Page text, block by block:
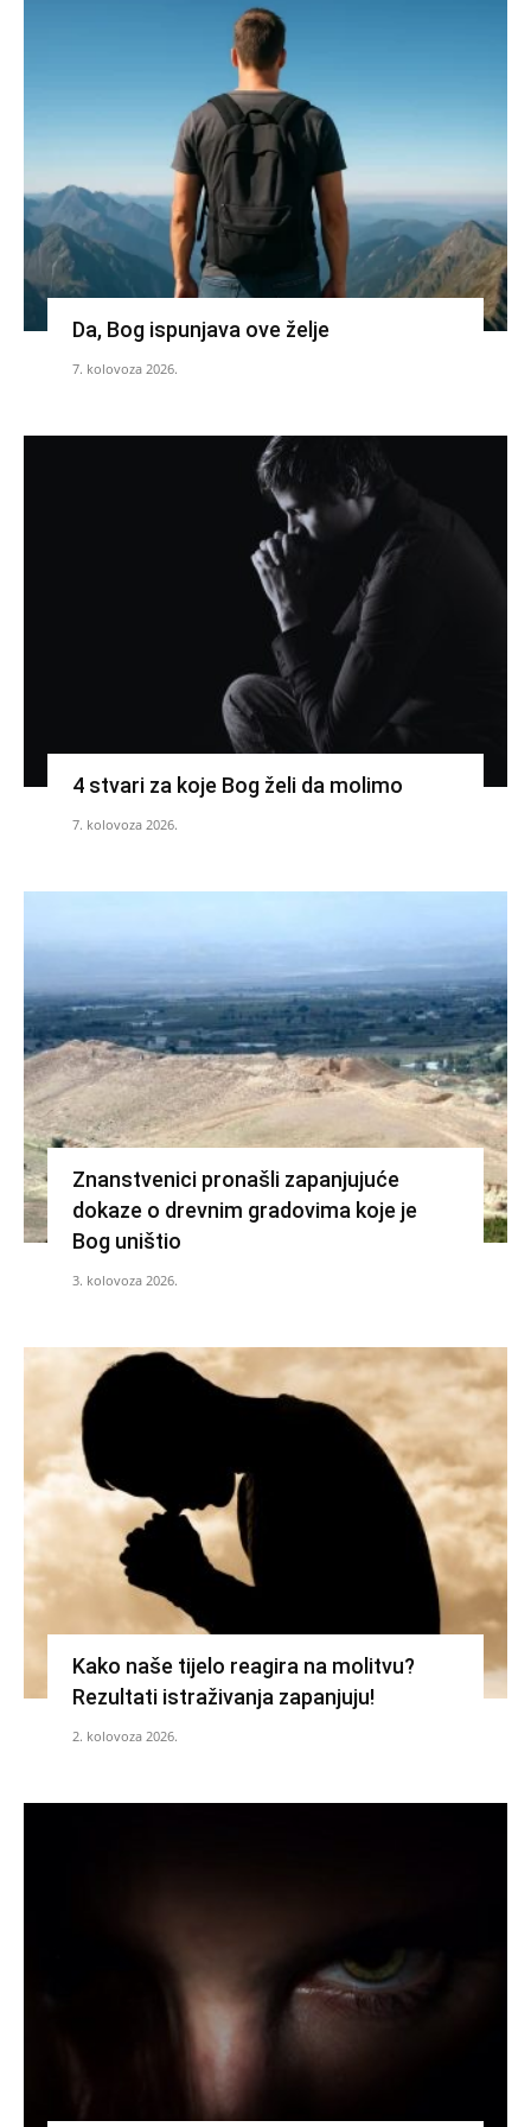
Da, Bog ispunjava ove želje
7. kolovoza 2026.
4 stvari za koje Bog želi da molimo
7. kolovoza 2026.
Znanstvenici pronašli zapanjujuće
dokaze o drevnim gradovima koje je
Bog uništio
3. kolovoza 2026.
Kako naše tijelo reagira na molitvu?
Rezultati istraživanja zapanjuju!
2. kolovoza 2026.